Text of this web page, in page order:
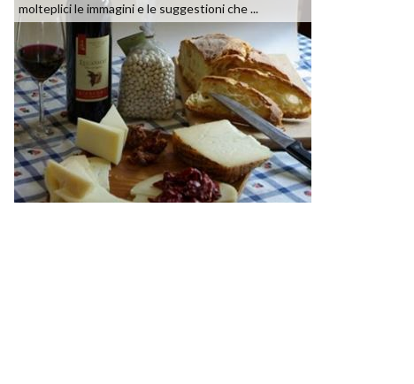
molteplici le immagini e le suggestioni che ...